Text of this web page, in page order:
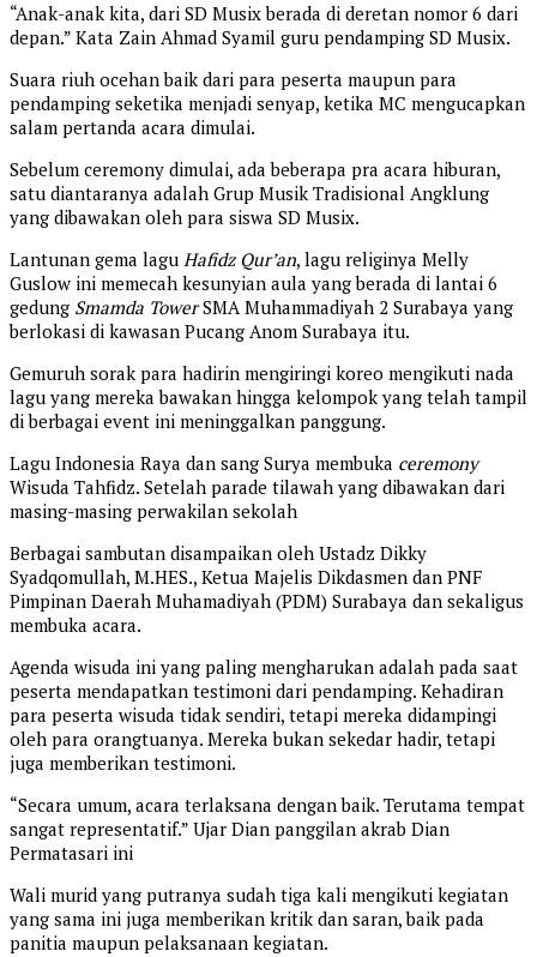
“Anak-anak kita, dari SD Musix berada di deretan nomor 6 dari
depan.” Kata Zain Ahmad Syamil guru pendamping SD Musix.
Suara riuh ocehan baik dari para peserta maupun para
pendamping seketika menjadi senyap, ketika MC mengucapkan
salam pertanda acara dimulai.
Sebelum ceremony dimulai, ada beberapa pra acara hiburan,
satu diantaranya adalah Grup Musik Tradisional Angklung
yang dibawakan oleh para siswa SD Musix.
Lantunan gema lagu Hafidz Qur’an, lagu religinya Melly
Guslow ini memecah kesunyian aula yang berada di lantai 6
gedung Smamda TowerSMA Muhammadiyah 2 Surabaya yang
berlokasi di kawasan Pucang Anom Surabaya itu.
Gemuruh sorak para hadirin mengiringi koreo mengikuti nada
lagu yang mereka bawakan hingga kelompok yang telah tampil
di berbagai event ini meninggalkan panggung.
Lagu Indonesia Raya dan sang Surya membuka ceremony
Wisuda Tahfidz. Setelah parade tilawah yang dibawakan dari
masing-masing perwakilan sekolah
Berbagai sambutan disampaikan oleh Ustadz Dikky
Syadqomullah, M.HES., Ketua Majelis Dikdasmen dan PNF
Pimpinan Daerah Muhamadiyah (PDM) Surabaya dan sekaligus
membuka acara.
Agenda wisuda ini yang paling mengharukan adalah pada saat
peserta mendapatkan testimoni dari pendamping. Kehadiran
para peserta wisuda tidak sendiri, tetapi mereka didampingi
oleh para orangtuanya. Mereka bukan sekedar hadir, tetapi
juga memberikan testimoni.
“Secara umum, acara terlaksana dengan baik. Terutama tempat
sangat representatif.” Ujar Dian panggilan akrab Dian
Permatasari ini
Wali murid yang putranya sudah tiga kali mengikuti kegiatan
yang sama ini juga memberikan kritik dan saran, baik pada
panitia maupun pelaksanaan kegiatan.